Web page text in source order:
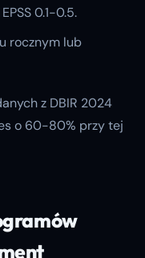
EPSS 0.1-0.5.
rocznym lub
z DBIR 2024
o 60-80% przy tej